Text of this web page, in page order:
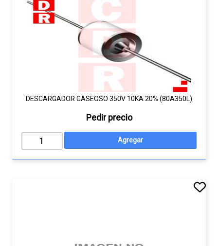
DESCARGADOR GASEOSO 350V 10KA 20% (80A350L)
Pedir precio